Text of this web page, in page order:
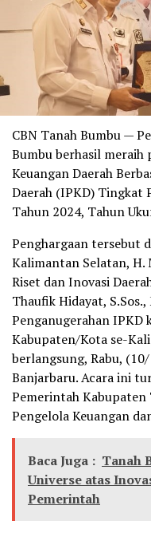
CBN Tanah Bumbu —
Bumbu berhasil meraih
Keuangan Daerah
Daerah (IPKD) Tingkat
Tahun 2024, Tahun
Penghargaan tersebut
Kalimantan Selatan, H.
Riset dan Inovasi
Thaufik Hidayat, S.Sos.,
Penganugerahan IPKD
Kabupaten/Kota se-
berlangsung, Rabu,
Banjarbaru. Acara ini
Pemerintah Kabupaten
Pengelola Keuangan
Baca Juga : Tanah
Universe atas
Pemerintah